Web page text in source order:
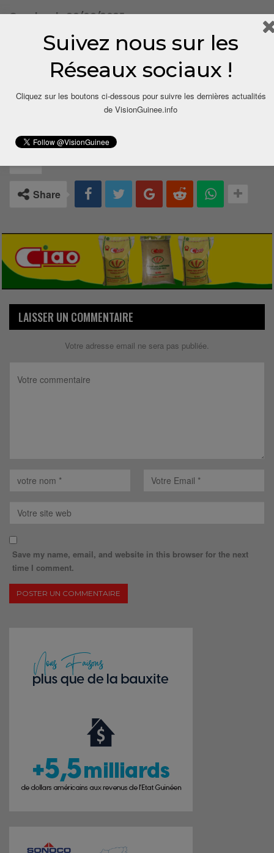
Conakry, le 28/08/2025
La Coordination du FFSG
Share
LAISSER UN COMMENTAIRE
Votre adresse email ne sera pas publiée.
Save my name, email, and website in this browser for the next
time I comment.
Suivez nous sur les
Réseaux sociaux !
Cliquez sur les boutons ci-dessous pour suivre les dernières actualités
de VisionGuinee.info